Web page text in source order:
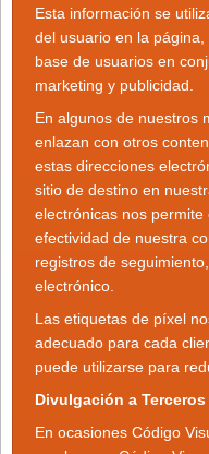
Esta información se
del usuario en la
base de usuarios en
marketing y publicidad.
En algunos de nuestros
enlazan con otros
estas direcciones
sitio de destino en
electrónicas nos
efectividad de nuestra
registros de
electrónico.
Las etiquetas de píxel
adecuado para cada
puede utilizarse para
Divulgación a Terceros
En ocasiones Código